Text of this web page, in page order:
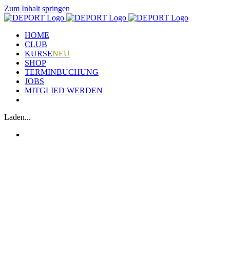
Zum Inhalt springen
HOME
CLUB
KURSENEU
SHOP
TERMINBUCHUNG
JOBS
MITGLIED WERDEN
Laden...